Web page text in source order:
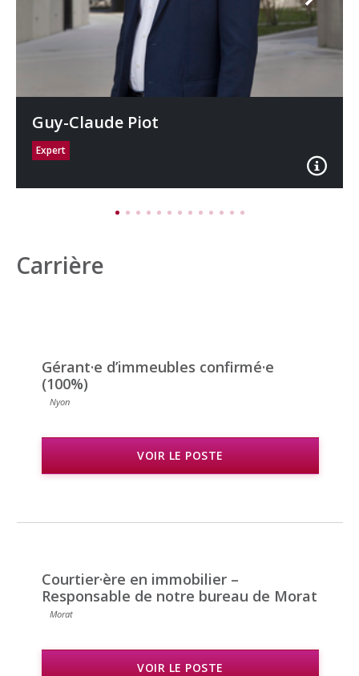
Guy-Claude Piot
Expert
Carrière
Gérant·e d’immeubles confirmé·e
(100%)
Nyon
VOIR LE POSTE
Courtier·ère en immobilier –
Responsable de notre bureau de Morat
Morat
VOIR LE POSTE